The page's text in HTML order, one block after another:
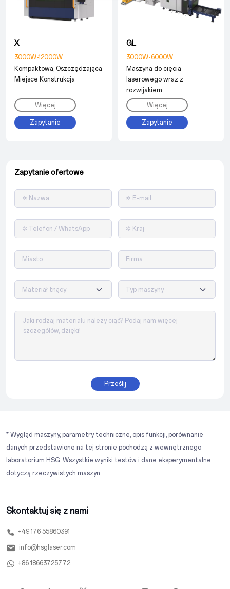
X
3000W-12000W
Kompaktowa, Oszczędzająca
Miejsce Konstrukcja
Więcej
Zapytanie
GL
3000W-6000W
Maszyna do cięcia
laserowego wraz z
rozwijakiem
Więcej
Zapytanie
Zapytanie ofertowe
Prześlij
* Wygląd maszyny, parametry techniczne, opis funkcji, porównanie
danych przedstawione na tej stronie pochodzą z wewnętrznego
laboratorium HSG. Wszystkie wyniki testów i dane eksperymentalne
dotyczą rzeczywistych maszyn.
Skontaktuj się z nami
+49 176 55860391
info@hsglaser.com
+86 18663725772